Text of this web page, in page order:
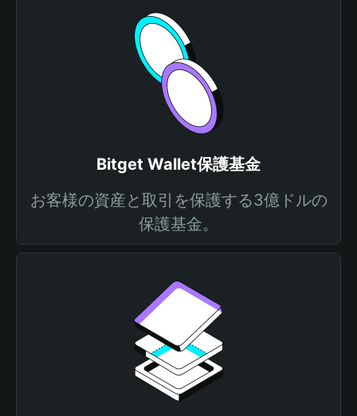
Bitget Wallet保護基金
お客様の資産と取引を保護する3億ドルの
保護基金。